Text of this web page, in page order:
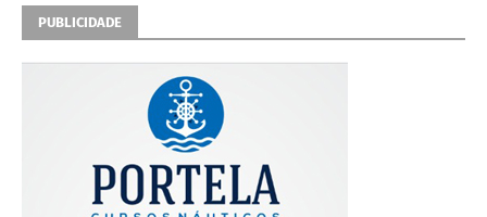
PUBLICIDADE